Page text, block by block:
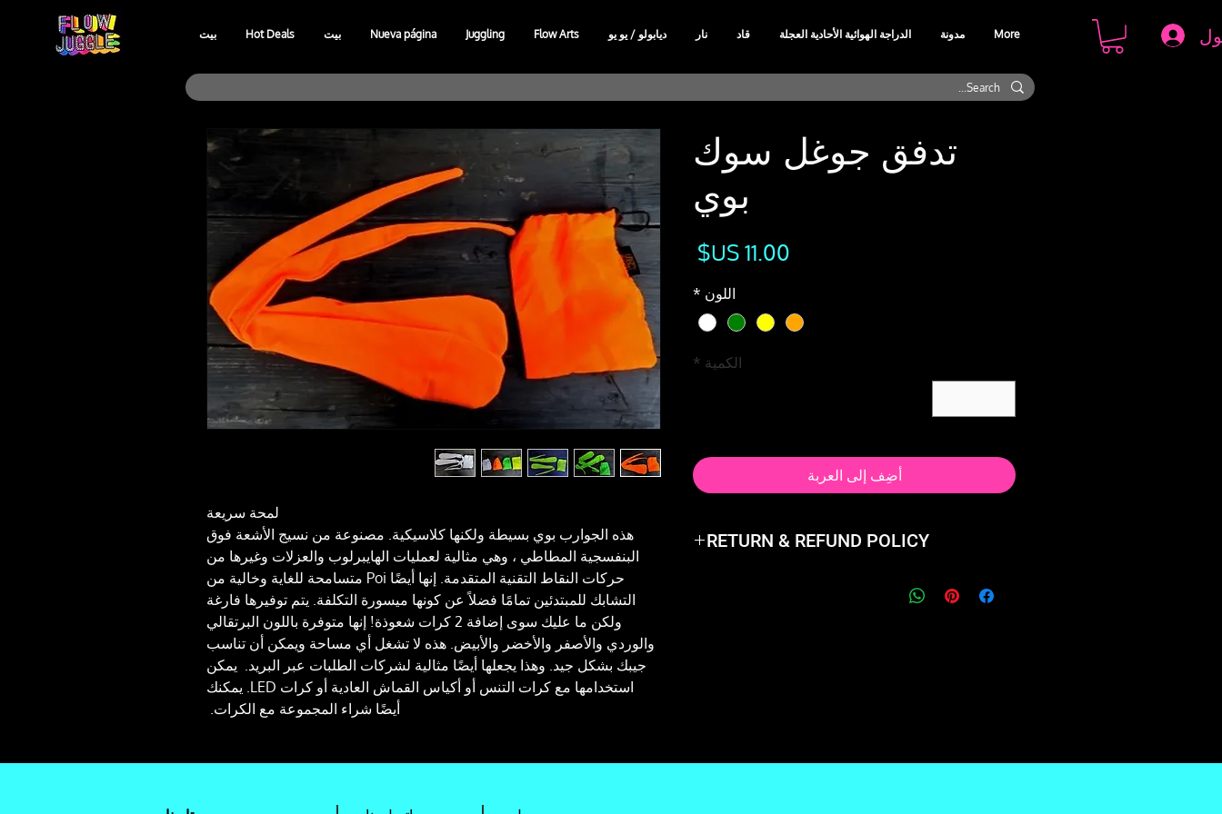
بيت Hot Deals بيت Nueva página Juggling Flow Arts ديابولو / يو يو نار قاد الدراجة الهوائية الأحادية العجلة مدونة More
لمحة سريعة
هذه الجوارب بوي بسيطة ولكنها كلاسيكية. مصنوعة من نسيج الأشعة فوق
البنفسجية المطاطي ، وهي مثالية لعمليات الهايبرلوب والعزلات وغيرها من
حركات النقاط التقنية المتقدمة. إنها أيضًا Poi متسامحة للغاية وخالية من
التشابك للمبتدئين تمامًا فضلاً عن كونها ميسورة التكلفة. يتم توفيرها فارغة
ولكن ما عليك سوى إضافة 2 كرات شعوذة! إنها متوفرة باللون البرتقالي
والوردي والأصفر والأخضر والأبيض. هذه لا تشغل أي مساحة ويمكن أن تناسب
جيبك بشكل جيد. وهذا يجعلها أيضًا مثالية لشركات الطلبات عبر البريد. يمكن
استخدامها مع كرات التنس أو أكياس القماش العادية أو كرات LED. يمكنك
أيضًا شراء المجموعة مع الكرات.
تدفق جوغل سوك
بوي
اللون *
الكمية *
أضِف إلى العربة
RETURN & REFUND POLICY
and exchange it or give you a full refund.